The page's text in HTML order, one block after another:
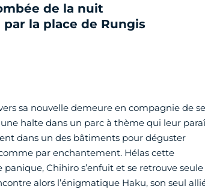
de la nuit
la place de Rungis
sa nouvelle demeure en compagnie de
halte dans un parc à thème qui leur
dans un des bâtiments pour déguster
par enchantement. Hélas cette
Chihiro s’enfuit et se retrouve seule
alors l’énigmatique Haku, son seul